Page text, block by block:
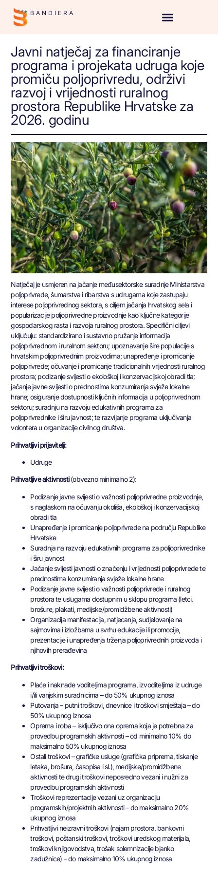
BANDIERA
Javni natječaj za financiranje
programa i projekata udruga koje
promiču poljoprivredu, održivi
razvoj i vrijednosti ruralnog
prostora Republike Hrvatske za
2026. godinu
Natječaj je usmjeren na jačanje međusektorske suradnje Ministarstva
poljoprivrede, šumarstva i ribarstva s udrugama koje zastupaju
interese poljoprivrednog sektora, s ciljem jačanja hrvatskog sela i
popularizacije poljoprivredne proizvodnje kao ključne kategorije
gospodarskog rasta i razvoja ruralnog prostora. Specifični ciljevi
uključuju: standardizirano i sustavno pružanje informacija
poljoprivrednom i ruralnom sektoru; upoznavanje šire populacije s
hrvatskim poljoprivrednim proizvodima; unapređenje i promicanje
poljoprivrede; očuvanje i promicanje tradicionalnih vrijednosti ruralnog
prostora; podizanje svijesti o ekološkoj i konzervacijskoj obradi tla;
jačanje javne svijesti o prednostima konzumiranja svježe lokalne
hrane; osiguranje dostupnosti ključnih informacija u poljoprivrednom
sektoru; suradnju na razvoju edukativnih programa za
poljoprivrednike i širu javnost; te razvijanje programa uključivanja
volontera u organizacije civilnog društva.
Prihvatljivi prijavitelji:
Udruge
Prihvatljive aktivnosti(obvezno minimalno 2):
Podizanje javne svijesti o važnosti poljoprivredne proizvodnje,
s naglaskom na očuvanju okoliša, ekološkoj i konzervacijskoj
obradi tla
Unapređenje i promicanje poljoprivrede na području Republike
Hrvatske
Suradnja na razvoju edukativnih programa za poljoprivrednike
i širu javnost
Jačanje svijesti javnosti o značenju i vrijednosti poljoprivrede te
prednostima konzumiranja svježe lokalne hrane
Podizanje javne svijesti o važnosti poljoprivrede i ruralnog
prostora te uslugama dostupnim u sklopu programa (letci,
brošure, plakati, medijske/promidžbene aktivnosti)
Organizacija manifestacija, natjecanja, sudjelovanje na
sajmovima i izložbama u svrhu edukacije ili promocije,
prezentacije i unapređenja trženja poljoprivrednih proizvoda i
njihovih prerađevina
Prihvatljivi troškovi:
Plaće i naknade voditeljima programa, izvoditeljima iz udruge
i/ili vanjskim suradnicima – do 50% ukupnog iznosa
Putovanja – putni troškovi, dnevnice i troškovi smještaja – do
50% ukupnog iznosa
Oprema i roba – isključivo ona oprema koja je potrebna za
provedbu programskih aktivnosti – od minimalno 10% do
maksimalno 50% ukupnog iznosa
Ostali troškovi – grafičke usluge (grafička priprema, tiskanje
letaka, brošura, časopisa i sl.), medijske/promidžbene
aktivnosti te drugi troškovi neposredno vezani i nužni za
provedbu programskih aktivnosti
Troškovi reprezentacije vezani uz organizaciju
programskih/projektnih aktivnosti – do maksimalno 20%
ukupnog iznosa
Prihvatljivi neizravni troškovi (najam prostora, bankovni
troškovi, poštanski troškovi, troškovi uredskog materijala,
troškovi knjigovodstva, trošak solemnizacije bjanko
zadužnice) – do maksimalno 10% ukupnog iznosa